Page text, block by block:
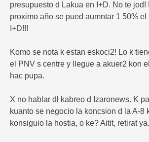
presupuesto d Lakua en I+D. No te jod!
proximo año se pued aumntar 1 50% el
I+D!!!
Komo se nota k estan eskoci2! Lo k
el PNV s centre y llegue a akuer2 kon
hac pupa.
X no hablar dl kabreo d Izaronews. K
kuanto se negocio la koncsion d la A-8
konsiguio la hostia, o ke? Aitit, retirat ya.